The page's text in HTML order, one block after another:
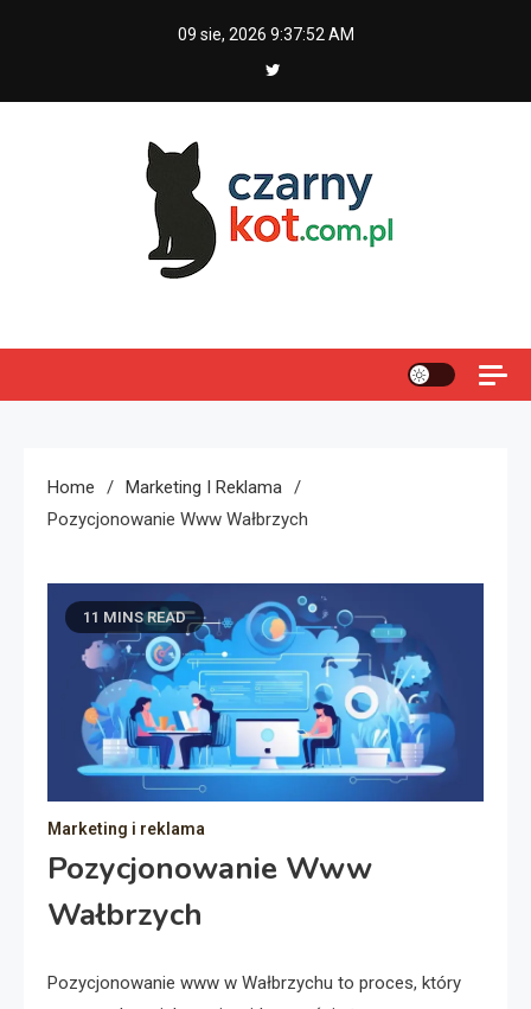
09 sie, 2026 9:37:52 AM
Home
Marketing I Reklama
Pozycjonowanie Www Wałbrzych
11 MINS READ
Marketing i reklama
Pozycjonowanie Www
Wałbrzych
Pozycjonowanie www w Wałbrzychu to proces, który